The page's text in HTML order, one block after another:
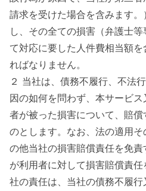
請求を受けた場合を含みます
し、その全ての損害（弁護士
て対応に要した人件費相当額
ればなりません。
２ 当社は、債務不履行、不法
因の如何を問わず、本サービ
者が被った損害について、賠
のとします。なお、法の適用
の他当社の損害賠償責任を免
が利用者に対して損害賠償責
社の責任は、当社の債務不履